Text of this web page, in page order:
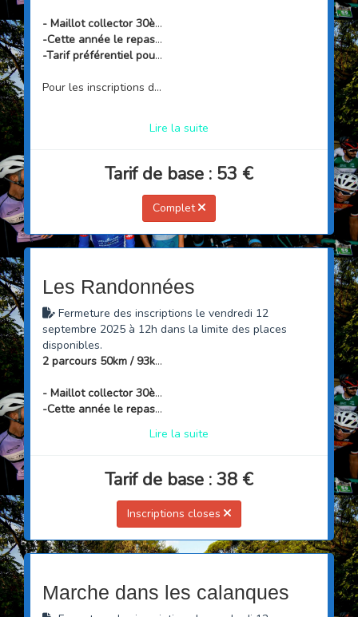
- Maillot collector 30ème anniversaire offert aux 2000 premiers
-Cette année le repas est en option. Clôture le 3 septembre
-Tarif préférentiel pour les 500 premiers inscrits.
Pour les inscriptions de groupes utiliser le "panier" sur le site de Sportsnconnect. Il y a 5% de remise à partir de 5 personnes et 10% de remise à partir de 10 personnes
Lire la suite
Tarif de base : 53 €
Complet
Les Randonnées
Fermeture des inscriptions le vendredi 12
septembre 2025 à 12h dans la limite des places
disponibles.
2 parcours 50km / 93km
- Maillot collector 30ème anniversaire offert aux 2000 premiers
-Cette année le repas est en option.
Clôture le 3 septembre
Lire la suite
Tarif de base : 38 €
Inscriptions closes
Marche dans les calanques